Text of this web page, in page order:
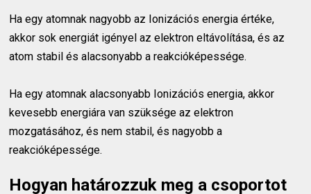
Ha egy atomnak nagyobb az Ionizációs energia értéke,
akkor sok energiát igényel az elektron eltávolítása, és az
atom stabil és alacsonyabb a reakcióképessége.
Ha egy atomnak alacsonyabb Ionizációs energia, akkor
kevesebb energiára van szüksége az elektron
mozgatásához, és nem stabil, és nagyobb a
reakcióképessége.
Hogyan határozzuk meg a csoportot